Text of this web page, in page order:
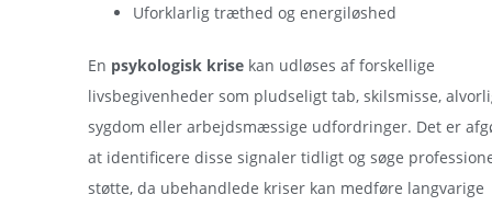
Uforklarlig træthed og energiløshed
En psykologisk krise kan udløses af forskellige
livsbegivenheder som pludseligt tab, skilsmisse,
sygdom eller arbejdsmæssige udfordringer. Det er
at identificere disse signaler tidligt og søge
støtte, da ubehandlede kriser kan medføre langvarige